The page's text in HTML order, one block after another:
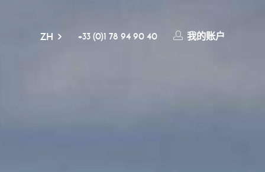
ZH +33 (0)1 78 94 90 40 我的账户